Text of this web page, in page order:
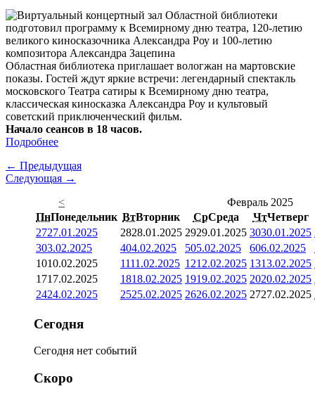
Областная библиотека приглашает вологжан на мартовские
показы. Гостей ждут яркие встречи: легендарный спектакль
московского Театра сатиры к Всемирному дню театра,
классическая киносказка Александра Роу и культовый
советский приключенческий фильм.
Начало сеансов в 18 часов.
Подробнее
← Предыдущая
Следующая →
<
Февраль 2025
ПнПонедельник ВтВторник СрСреда ЧтЧетверг
2727.01.2025 2828.01.2025 2929.01.2025 3030.01.2025
303.02.2025 404.02.2025 505.02.2025 606.02.2025
1010.02.2025 1111.02.2025 1212.02.2025 1313.02.2025
1717.02.2025 1818.02.2025 1919.02.2025 2020.02.2025
2424.02.2025 2525.02.2025 2626.02.2025 2727.02.2025
Сегодня
Сегодня нет событий
Скоро